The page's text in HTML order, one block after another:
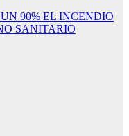
90% EL INCENDIO
SANITARIO